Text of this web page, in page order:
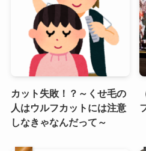
カット失敗！？～くせ毛の
人はウルフカットには注意
しなきゃなんだって～